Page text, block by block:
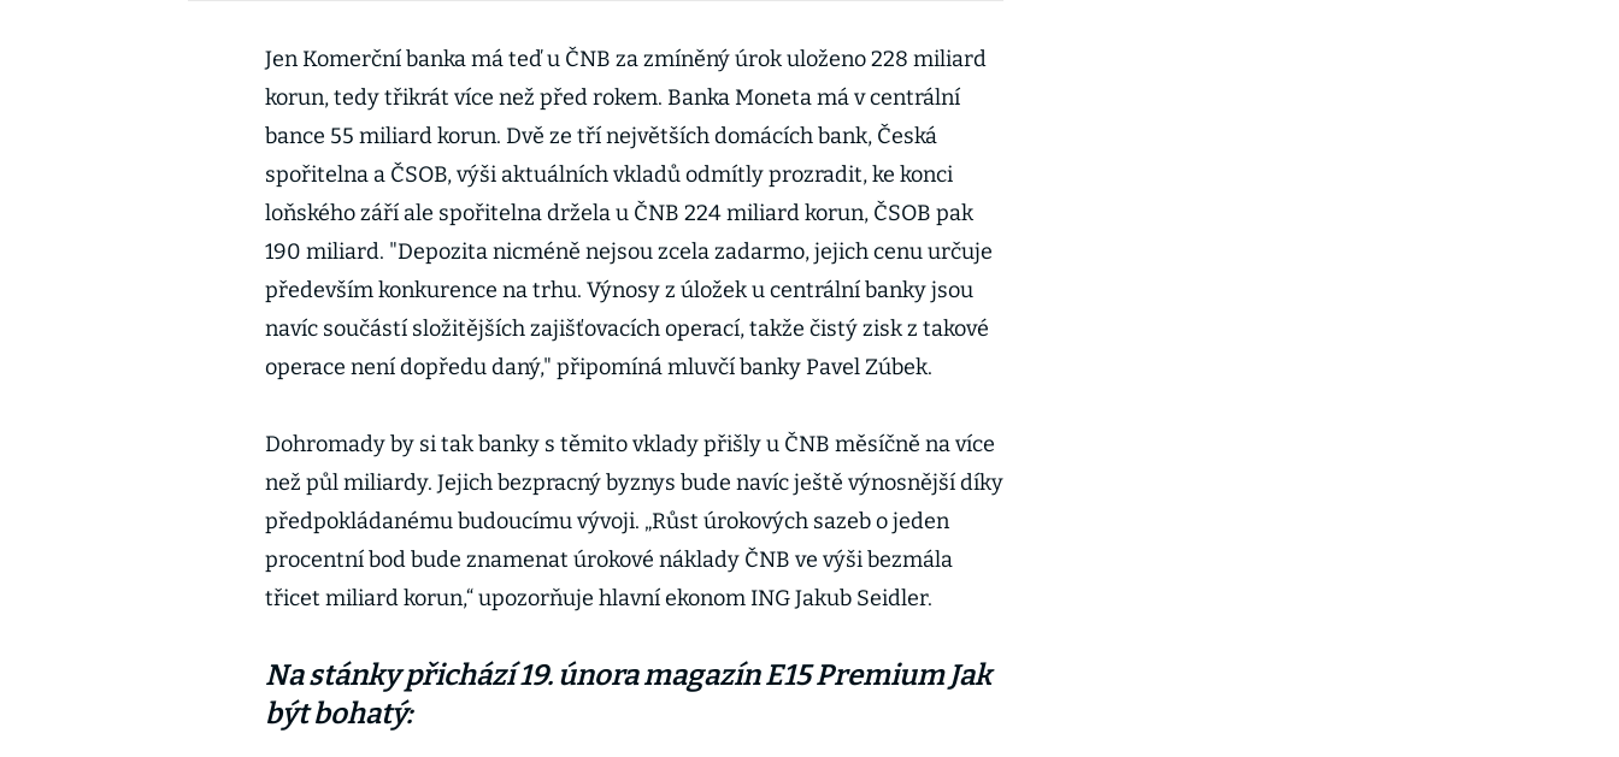
Jen Komerční banka má teď u ČNB za zmíněný úrok uloženo 228 miliard
korun, tedy třikrát více než před rokem. Banka Moneta má v centrální
bance 55 miliard korun. Dvě ze tří největších domácích bank, Česká
spořitelna a ČSOB, výši aktuálních vkladů odmítly prozradit, ke konci
loňského září ale spořitelna držela u ČNB 224 miliard korun, ČSOB pak
190 miliard. "Depozita nicméně nejsou zcela zadarmo, jejich cenu určuje
především konkurence na trhu. Výnosy z úložek u centrální banky jsou
navíc součástí složitějších zajišťovacích operací, takže čistý zisk z takové
operace není dopředu daný," připomíná mluvčí banky Pavel Zúbek.
Dohromady by si tak banky s těmito vklady přišly u ČNB měsíčně na více
než půl miliardy. Jejich bezpracný byznys bude navíc ještě výnosnější díky
předpokládanému budoucímu vývoji. „Růst úrokových sazeb o jeden
procentní bod bude znamenat úrokové náklady ČNB ve výši bezmála
třicet miliard korun,“ upozorňuje hlavní ekonom ING Jakub Seidler.
Na stánky přichází 19. února magazín E15 Premium Jak
být bohatý: